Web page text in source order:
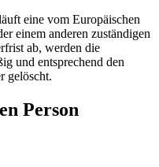
eine vom Europäischen
einem anderen zuständigen
ab, werden die
und entsprechend den
gelöscht.
Person